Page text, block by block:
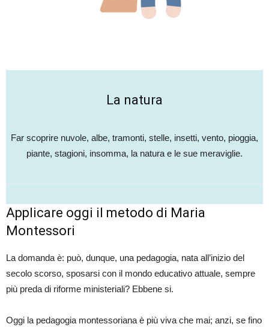
La natura
Far scoprire nuvole, albe, tramonti, stelle, insetti, vento, pioggia,
piante, stagioni, insomma, la natura e le sue meraviglie.
Applicare oggi il metodo di Maria
Montessori
La domanda è: può, dunque, una pedagogia, nata all’inizio del
secolo scorso, sposarsi con il mondo educativo attuale, sempre
più preda di riforme ministeriali? Ebbene si.
Oggi la pedagogia montessoriana è più viva che mai; anzi, se fino